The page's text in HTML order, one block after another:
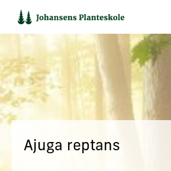
indholdet
Ajuga reptans